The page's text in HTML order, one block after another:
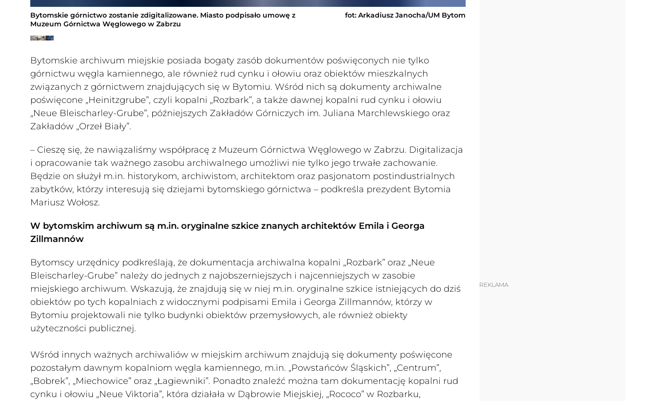
Bytomskie górnictwo zostanie zdigitalizowane. Miasto podpisało umowę z
Muzeum Górnictwa Węglowego w Zabrzu
fot: Arkadiusz Janocha/UM Bytom
Bytomskie archiwum miejskie posiada bogaty zasób dokumentów poświęconych nie tylko
górnictwu węgla kamiennego, ale również rud cynku i ołowiu oraz obiektów mieszkalnych
związanych z górnictwem znajdujących się w Bytomiu. Wśród nich są dokumenty archiwalne
poświęcone „Heinitzgrube”, czyli kopalni „Rozbark”, a także dawnej kopalni rud cynku i ołowiu
„Neue Bleischarley-Grube”, późniejszych Zakładów Górniczych im. Juliana Marchlewskiego oraz
Zakładów „Orzeł Biały”.
– Cieszę się, że nawiązaliśmy współpracę z Muzeum Górnictwa Węglowego w Zabrzu. Digitalizacja
i opracowanie tak ważnego zasobu archiwalnego umożliwi nie tylko jego trwałe zachowanie.
Będzie on służył m.in. historykom, archiwistom, architektom oraz pasjonatom postindustrialnych
zabytków, którzy interesują się dziejami bytomskiego górnictwa – podkreśla prezydent Bytomia
Mariusz Wołosz.
W bytomskim archiwum są m.in. oryginalne szkice znanych architektów Emila i Georga
Zillmannów
Bytomscy urzędnicy podkreślają, że dokumentacja archiwalna kopalni „Rozbark” oraz „Neue
Bleischarley-Grube” należy do jednych z najobszerniejszych i najcenniejszych w zasobie
miejskiego archiwum. Wskazują, że znajdują się w niej m.in. oryginalne szkice istniejących do dziś
obiektów po tych kopalniach z widocznymi podpisami Emila i Georga Zillmannów, którzy w
Bytomiu projektowali nie tylko budynki obiektów przemysłowych, ale również obiekty
użyteczności publicznej.
Wśród innych ważnych archiwaliów w miejskim archiwum znajdują się dokumenty poświęcone
pozostałym dawnym kopalniom węgla kamiennego, m.in. „Powstańców Śląskich”, „Centrum”,
„Bobrek”, „Miechowice” oraz „Łagiewniki”. Ponadto znaleźć można tam dokumentację kopalni rud
cynku i ołowiu „Neue Viktoria”, która działała w Dąbrowie Miejskiej, „Rococo” w Rozbarku,
REKLAMA